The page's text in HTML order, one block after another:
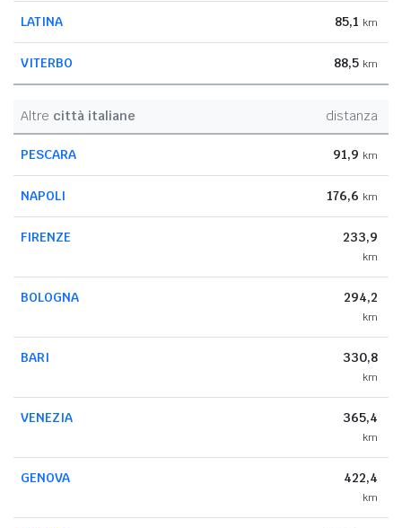
LATINA 85,1 km
VITERBO 88,5 km
Altre città italiane distanza
PESCARA 91,9 km
NAPOLI 176,6 km
FIRENZE 233,9
km
BOLOGNA 294,2
km
BARI 330,8
km
VENEZIA 365,4
km
GENOVA 422,4
km